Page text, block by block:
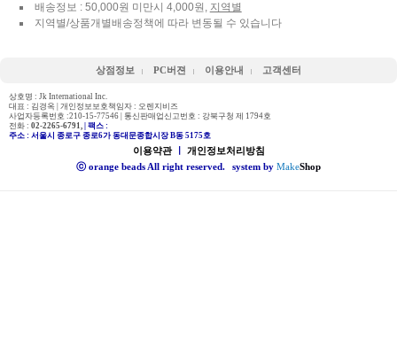
배송정보 : 50,000원 미만시 4,000원, 지역별
지역별/상품개별배송정책에 따라 변동될 수 있습니다
상점정보 PC버젼 이용안내 고객센터
상호명 : Jk International Inc.
대표 : 김경옥 | 개인정보보호책임자 : 오렌지비즈
사업자등록번호 :210-15-77546 | 통신판매업신고번호 : 강북구청 제 1794호
전화 : 02-2265-6791, | 팩스 :
주소 : 서울시 종로구 종로6가 동대문종합시장 B동 5175호
이용약관ㅣ 개인정보처리방침
ⓒ orange beads All right reserved.
system by MakeShop